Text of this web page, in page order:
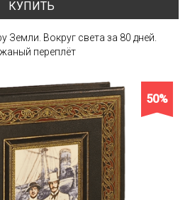
КУПИТЬ
Земли. Вокруг света за 80 дней.
переплёт
50%